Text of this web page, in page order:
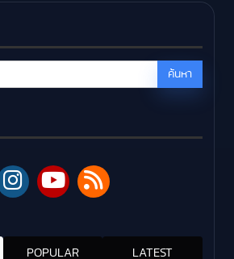
ค้นหา
POPULAR LATEST